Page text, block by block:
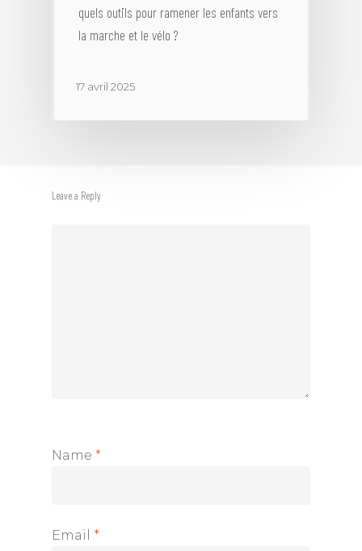
quels outils pour ramener les enfants vers
la marche et le vélo ?
17 avril 2025
Leave a Reply
Name *
Email *